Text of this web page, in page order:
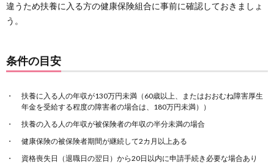
違うため扶養に入る方の健康保険組合に事前に確認しておきましょ
う。
条件の目安
扶養に入る人の年収が130万円未満（60歳以上、またはおおむね障害厚生
年金を受給する程度の障害者の場合は、180万円未満））
扶養の入る人の年収が被保険者の年収の半分未満の場合
健康保険の被保険者期間が継続して2カ月以上ある
資格喪失日（退職日の翌日）から20日以内に申請手続き必要な場合あり